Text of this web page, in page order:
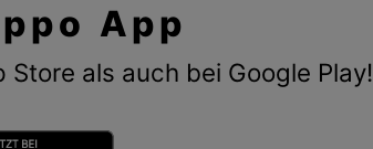
App
als auch bei Google Play!